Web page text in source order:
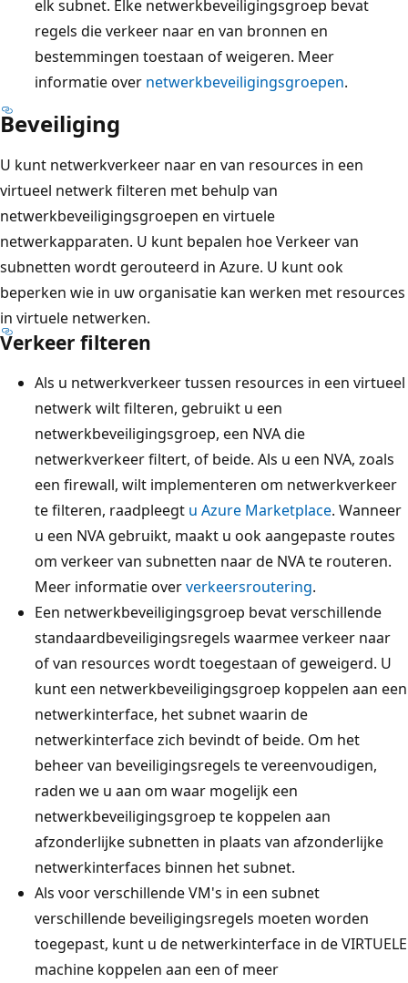
elk subnet. Elke netwerkbeveiligingsgroep bevat
regels die verkeer naar en van bronnen en
bestemmingen toestaan of weigeren. Meer
informatie over netwerkbeveiligingsgroepen.
Beveiliging
U kunt netwerkverkeer naar en van resources in een
virtueel netwerk filteren met behulp van
netwerkbeveiligingsgroepen en virtuele
netwerkapparaten. U kunt bepalen hoe Verkeer van
subnetten wordt gerouteerd in Azure. U kunt ook
beperken wie in uw organisatie kan werken met resources
in virtuele netwerken.
Verkeer filteren
Als u netwerkverkeer tussen resources in een virtueel
netwerk wilt filteren, gebruikt u een
netwerkbeveiligingsgroep, een NVA die
netwerkverkeer filtert, of beide. Als u een NVA, zoals
een firewall, wilt implementeren om netwerkverkeer
te filteren, raadpleegt u Azure Marketplace. Wanneer
u een NVA gebruikt, maakt u ook aangepaste routes
om verkeer van subnetten naar de NVA te routeren.
Meer informatie oververkeersroutering.
Een netwerkbeveiligingsgroep bevat verschillende
standaardbeveiligingsregels waarmee verkeer naar
of van resources wordt toegestaan of geweigerd. U
kunt een netwerkbeveiligingsgroep koppelen aan een
netwerkinterface, het subnet waarin de
netwerkinterface zich bevindt of beide. Om het
beheer van beveiligingsregels te vereenvoudigen,
raden we u aan om waar mogelijk een
netwerkbeveiligingsgroep te koppelen aan
afzonderlijke subnetten in plaats van afzonderlijke
netwerkinterfaces binnen het subnet.
Als voor verschillende VM's in een subnet
verschillende beveiligingsregels moeten worden
toegepast, kunt u de netwerkinterface in de VIRTUELE
machine koppelen aan een of meer